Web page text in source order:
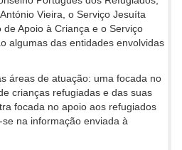
Vieira, o Serviço Jesuíta
Apoio à Criança e o Serviço
algumas das entidades envolvidas
áreas de atuação: uma focada no
crianças refugiadas e das suas
focada no apoio aos refugiados
na informação enviada à